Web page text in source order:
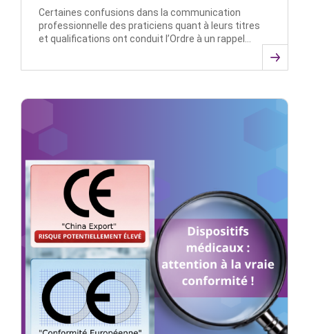
Certaines confusions dans la communication
professionnelle des praticiens quant à leurs titres
et qualifications ont conduit l’Ordre à un rappel…